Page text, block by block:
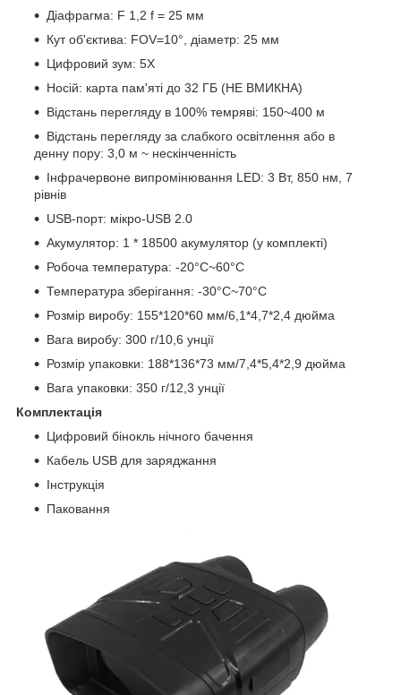
Діафрагма: F 1,2 f = 25 мм
Кут об'єктива: FOV=10°, діаметр: 25 мм
Цифровий зум: 5X
Носій: карта пам'яті до 32 ГБ (НЕ ВМИКНА)
Відстань перегляду в 100% темряві: 150~400 м
Відстань перегляду за слабкого освітлення або в
денну пору: 3,0 м ~ нескінченність
Інфрачервоне випромінювання LED: 3 Вт, 850 нм, 7
рівнів
USB-порт: мікро-USB 2.0
Акумулятор: 1 * 18500 акумулятор (у комплекті)
Робоча температура: -20°C~60°C
Температура зберігання: -30°C~70°C
Розмір виробу: 155*120*60 мм/6,1*4,7*2,4 дюйма
Вага виробу: 300 г/10,6 унції
Розмір упаковки: 188*136*73 мм/7,4*5,4*2,9 дюйма
Вага упаковки: 350 г/12,3 унції
Комплектація
Цифровий бінокль нічного бачення
Кабель USB для заряджання
Інструкція
Паковання